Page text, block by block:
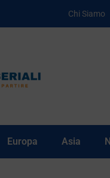
Chi Siamo
Europa Asia